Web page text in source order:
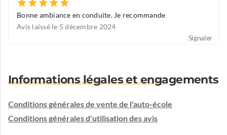
Bonne ambiance en conduite. Je recommande
Avis laissé le 5 décembre 2024
Signaler
Informations légales et engagements
Conditions générales de vente de l'auto-école
Conditions générales d'utilisation des avis